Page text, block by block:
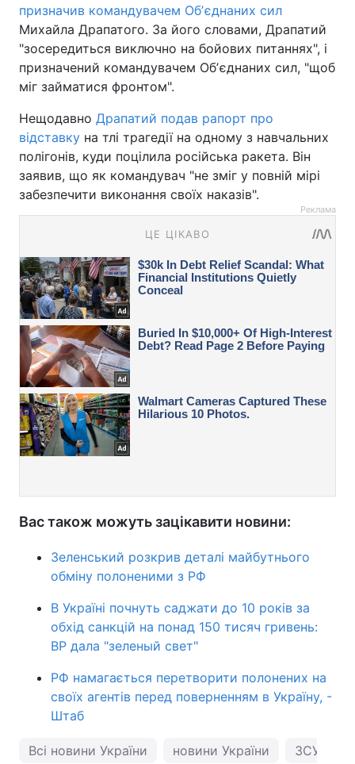
призначив командувачем Обʼєднаних сил
Михайла Драпатого. За його словами, Драпатий
"зосередиться виключно на бойових питаннях", і
призначений командувачем Обʼєднаних сил, "щоб
міг займатися фронтом".
Нещодавно Драпатий подав рапорт про
відставку на тлі трагедії на одному з навчальних
полігонів, куди поцілила російська ракета. Він
заявив, що як командувач "не зміг у повній мірі
забезпечити виконання своїх наказів".
Реклама
Вас також можуть зацікавити новини:
Зеленський розкрив деталі майбутнього
обміну полоненими з РФ
В Україні почнуть саджати до 10 років за
обхід санкцій на понад 150 тисяч гривень:
ВР дала "зеленый свет"
РФ намагається перетворити полонених на
своїх агентів перед поверненням в Україну, -
Штаб
Всі новини України новини України ЗСУ